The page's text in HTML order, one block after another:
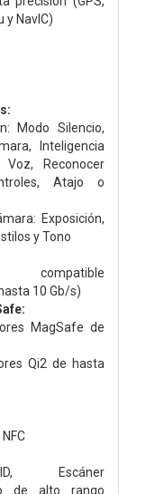
y NavIC)
Modo Silencio,
Inteligencia
Reconocer
Atajo o
Exposición,
y Tono
10 Gb/s)
MagSafe de
Qi2 de hasta
ID,
Escáner
de alto rango